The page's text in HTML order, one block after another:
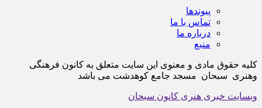
پیوندها
تماس با ما
درباره ما
منبع
کلیه حقوق مادی و معنوی این سایت متعلق به کانون فرهنگی
وهنری سبحان مسجد جامع کوهدشت می باشد
وبسایت خبری هنری کانون سبحان